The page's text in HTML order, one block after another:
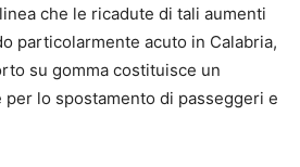
che le ricadute di tali aumenti
particolarmente acuto in Calabria,
su gomma costituisce un
lo spostamento di passeggeri e